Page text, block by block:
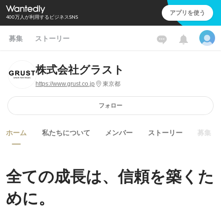
400万人が利用するビジネスSNS アプリを使う
募集 ストーリー
株式会社グラスト
https://www.grust.co.jp 東京都
フォロー
ホーム 私たちについて メンバー ストーリー 募集
全ての成長は、信頼を築くた
めに。